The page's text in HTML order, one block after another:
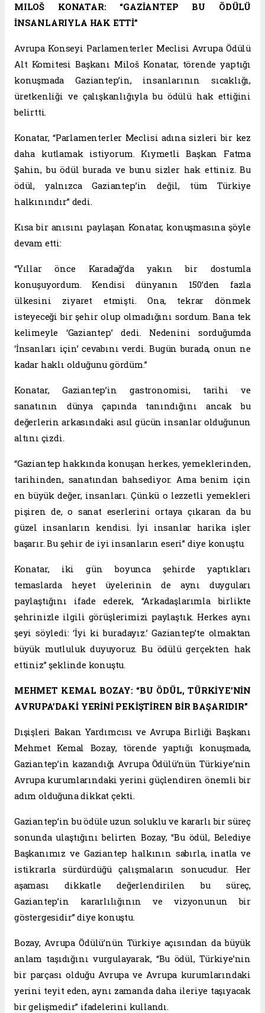
MILOŠ KONATAR: “GAZİANTEP BU ÖDÜLÜ
İNSANLARIYLA HAK ETTİ”
Avrupa Konseyi Parlamenterler Meclisi Avrupa Ödülü
Alt Komitesi Başkanı Miloš Konatar, törende yaptığı
konuşmada Gaziantep’in, insanlarının sıcaklığı,
üretkenliği ve çalışkanlığıyla bu ödülü hak ettiğini
belirtti.
Konatar, “Parlamenterler Meclisi adına sizleri bir kez
daha kutlamak istiyorum. Kıymetli Başkan Fatma
Şahin, bu ödül burada ve bunu sizler hak ettiniz. Bu
ödül, yalnızca Gaziantep’in değil, tüm Türkiye
halkınındır” dedi.
Kısa bir anısını paylaşan Konatar, konuşmasına şöyle
devam etti:
“Yıllar önce Karadağ’da yakın bir dostumla
konuşuyordum. Kendisi dünyanın 150’den fazla
ülkesini ziyaret etmişti. Ona, tekrar dönmek
isteyeceği bir şehir olup olmadığını sordum. Bana tek
kelimeyle ‘Gaziantep’ dedi. Nedenini sorduğumda
‘İnsanları için’ cevabını verdi. Bugün burada, onun ne
kadar haklı olduğunu gördüm.”
Konatar, Gaziantep’in gastronomisi, tarihi ve
sanatının dünya çapında tanındığını ancak bu
değerlerin arkasındaki asıl gücün insanlar olduğunun
altını çizdi.
“Gaziantep hakkında konuşan herkes, yemeklerinden,
tarihinden, sanatından bahsediyor. Ama benim için
en büyük değer, insanları. Çünkü o lezzetli yemekleri
pişiren de, o sanat eserlerini ortaya çıkaran da bu
güzel insanların kendisi. İyi insanlar harika işler
başarır. Bu şehir de iyi insanların eseri” diye konuştu.
Konatar, iki gün boyunca şehirde yaptıkları
temaslarda heyet üyelerinin de aynı duyguları
paylaştığını ifade ederek, “Arkadaşlarımla birlikte
şehrinizle ilgili görüşlerimizi paylaştık. Herkes aynı
şeyi söyledi: ‘İyi ki buradayız.’ Gaziantep’te olmaktan
büyük mutluluk duyuyoruz. Bu ödülü gerçekten hak
ettiniz” şeklinde konuştu.
MEHMET KEMAL BOZAY: “BU ÖDÜL, TÜRKİYE’NİN
AVRUPA’DAKİ YERİNİ PEKİŞTİREN BİR BAŞARIDIR”
Dışişleri Bakan Yardımcısı ve Avrupa Birliği Başkanı
Mehmet Kemal Bozay, törende yaptığı konuşmada,
Gaziantep’in kazandığı Avrupa Ödülü’nün Türkiye’nin
Avrupa kurumlarındaki yerini güçlendiren önemli bir
adım olduğuna dikkat çekti.
Gaziantep’in bu ödüle uzun soluklu ve kararlı bir süreç
sonunda ulaştığını belirten Bozay, “Bu ödül, Belediye
Başkanımız ve Gaziantep halkının sabırla, inatla ve
istikrarla sürdürdüğü çalışmaların sonucudur. Her
aşaması dikkatle değerlendirilen bu süreç,
Gaziantep’in kararlılığının ve vizyonunun bir
göstergesidir” diye konuştu.
Bozay, Avrupa Ödülü’nün Türkiye açısından da büyük
anlam taşıdığını vurgulayarak, “Bu ödül, Türkiye’nin
bir parçası olduğu Avrupa ve Avrupa kurumlarındaki
yerini teyit eden, aynı zamanda daha ileriye taşıyacak
bir gelişmedir” ifadelerini kullandı.